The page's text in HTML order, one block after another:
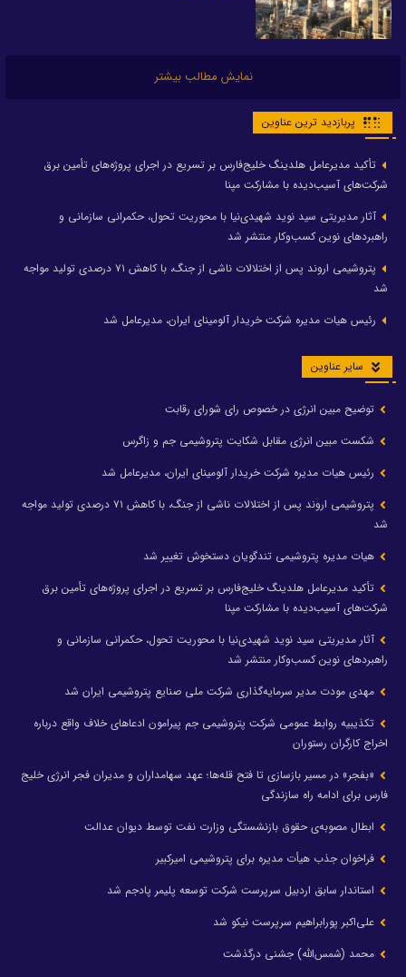
نمایش مطالب بیشتر
پربازدید ترین عناوین
تأکید مدیرعامل هلدینگ خلیج‌فارس بر تسریع در اجرای پروژه‌های تأمین برق
شرکت‌های آسیب‌دیده با مشارکت مپنا
آثار مدیریتی سید نوید شهیدی‌نیا با محوریت تحول، حکمرانی سازمانی و
راهبردهای نوین کسب‌وکار منتشر شد
پتروشیمی اروند پس از اختلالات ناشی از جنگ، با کاهش ۷۱ درصدی تولید مواجه
شد
رئیس هیات مدیره شرکت خریدار آلومینای ایران، مدیرعامل شد
سایر عناوین
توضیح مبین انرژی در خصوص رای شورای رقابت
شکست مبین انرژی مقابل شکایت پتروشیمی جم و زاگرس
رئیس هیات مدیره شرکت خریدار آلومینای ایران، مدیرعامل شد
پتروشیمی اروند پس از اختلالات ناشی از جنگ، با کاهش ۷۱ درصدی تولید مواجه
شد
هیات مدیره پتروشیمی تندگویان دستخوش تغییر شد
تأکید مدیرعامل هلدینگ خلیج‌فارس بر تسریع در اجرای پروژه‌های تأمین برق
شرکت‌های آسیب‌دیده با مشارکت مپنا
آثار مدیریتی سید نوید شهیدی‌نیا با محوریت تحول، حکمرانی سازمانی و
راهبردهای نوین کسب‌وکار منتشر شد
مهدی مودت مدیر سرمایه‌گذاری شرکت ملی صنایع پتروشیمی ایران شد
تکذیبیه روابط عمومی شرکت پتروشیمی جم پیرامون ادعاهای خلاف واقع درباره
اخراج کارگران رستوران
«بفجر» در مسیر بازسازی تا فتح قله‌ها؛ عهد سهامداران و مدیران فجر انرژی خلیج
فارس برای ادامه راه سازندگی
ابطال مصوبه‌ی حقوق بازنشستگی وزارت نفت توسط دیوان عدالت
فراخوان جذب هیأت مدیره برای پتروشیمی امیرکبیر
استاندار سابق اردبیل سرپرست شرکت توسعه پلیمر پادجم شد
علی‌اکبر پورابراهیم سرپرست نیکو شد
محمد (شمس‌الله) جشنی درگذشت